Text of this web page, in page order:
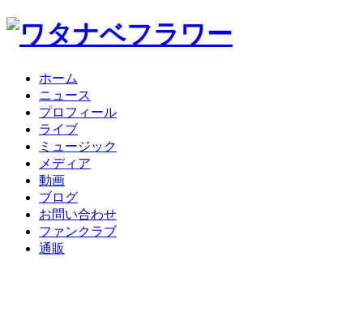
ホーム
ニュース
プロフィール
ライブ
ミュージック
メディア
動画
ブログ
お問い合わせ
ファンクラブ
通販